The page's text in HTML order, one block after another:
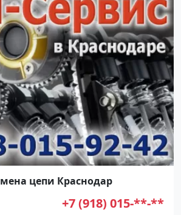
цепи Краснодар
+7 (918) 015-**-**